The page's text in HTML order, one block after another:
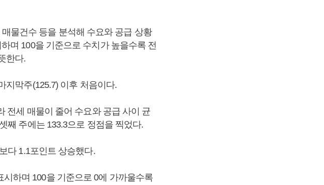
물건수 등을 분석해 수요와 공급 상황
며 100을 기준으로 수치가 높을수록 전
한다.
지막주(125.7) 이후 처음이다.
전세 매물이 줄어 수요와 공급 사이 균
째 주에는 133.3으로 정점을 찍었다.
다 1.1포인트 상승했다.
하며 100을 기준으로 0에 가까울수록